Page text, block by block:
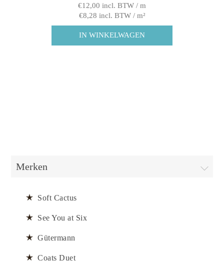
€12,00 incl. BTW / m
€8,28 incl. BTW / m²
Merken
Soft Cactus
See You at Six
Gütermann
Coats Duet